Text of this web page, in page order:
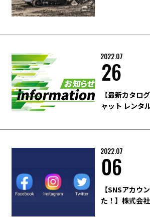
2022.07
26
【最新カタロ
ャット レンタ
2022.07
06
【SNSアカウ
た！】株式会